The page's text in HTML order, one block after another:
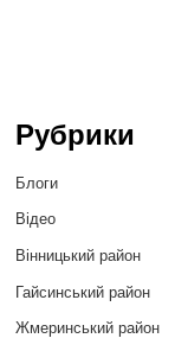
Рубрики
Блоги
Відео
Вінницький район
Гайсинський район
Жмеринський район